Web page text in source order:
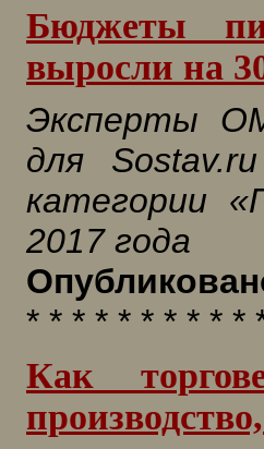
Бюджеты
выросли на
Эксперты
для
категории
2017 года
* * * * * * * * * *
Как